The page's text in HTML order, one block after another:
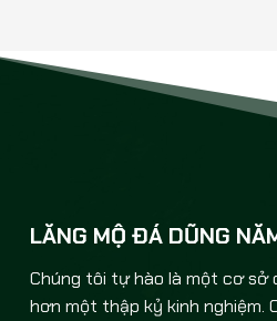
LĂNG MỘ ĐÁ DŨNG
Chúng tôi tự hào là một cơ sở
hơn một thập kỷ kinh nghiệm.